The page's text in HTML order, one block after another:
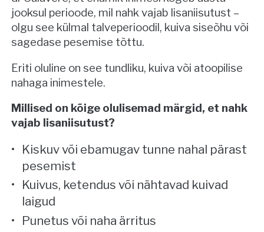
jooksul perioode, mil nahk vajab lisaniisutust –
olgu see külmal talveperioodil, kuiva siseõhu või
sagedase pesemise tõttu.
Eriti oluline on see tundliku, kuiva või atoopilise
nahaga inimestele.
Millised on kõige olulisemad märgid, et nahk
vajab lisaniisutust?
Kiskuv või ebamugav tunne nahal pärast
pesemist
Kuivus, ketendus või nähtavad kuivad
laigud
Punetus või naha ärritus